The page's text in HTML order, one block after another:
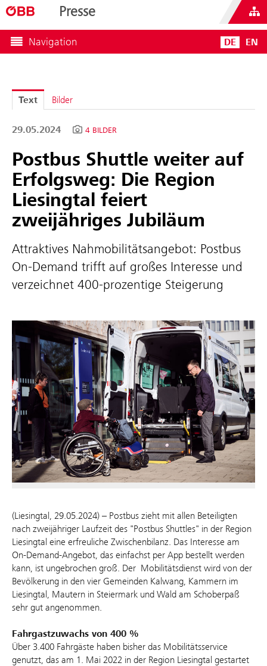
Presse
Navigation DE EN
Text Bilder
29.05.2024 4 BILDER
Postbus Shuttle weiter auf
Erfolgsweg: Die Region
Liesingtal feiert
zweijähriges Jubiläum
Attraktives Nahmobilitätsangebot: Postbus
On-Demand trifft auf großes Interesse und
verzeichnet 400-prozentige Steigerung
(Liesingtal, 29.05.2024) – Postbus zieht mit allen Beteiligten
nach zweijähriger Laufzeit des "Postbus Shuttles" in der Region
Liesingtal eine erfreuliche Zwischenbilanz. Das Interesse am
On-Demand-Angebot, das einfachst per App bestellt werden
kann, ist ungebrochen groß. Der Mobilitätsdienst wird von der
Bevölkerung in den vier Gemeinden Kalwang, Kammern im
Liesingtal, Mautern in Steiermark und Wald am Schoberpaß
sehr gut angenommen.
Fahrgastzuwachs von 400 %
Über 3.400 Fahrgäste haben bisher das Mobilitätsservice
genutzt, das am 1. Mai 2022 in der Region Liesingtal gestartet